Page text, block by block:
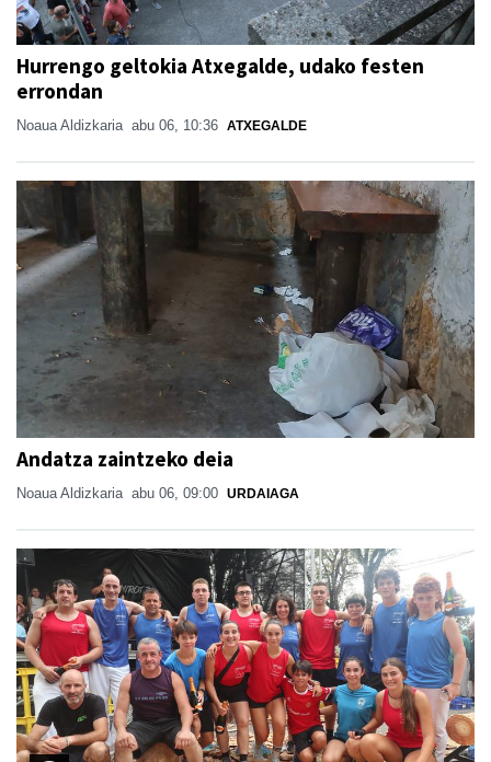
Hurrengo geltokia Atxegalde, udako festen
errondan
Noaua Aldizkaria abu 06, 10:36 ATXEGALDE
Andatza zaintzeko deia
Noaua Aldizkaria abu 06, 09:00 URDAIAGA